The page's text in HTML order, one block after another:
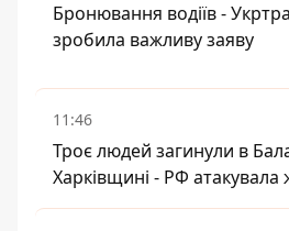
Бронювання водіїв -
зробила важливу заяву
11:46
Троє людей загинули в
Харківщині - РФ атакувала